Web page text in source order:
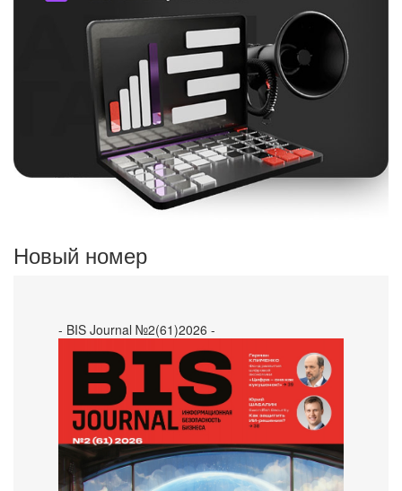
Новый номер
- BIS Journal №2(61)2026 -